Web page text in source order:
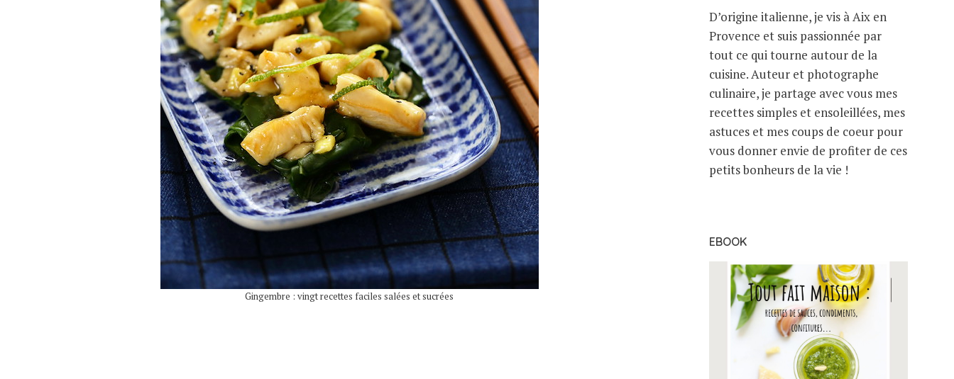
Gingembre : vingt recettes faciles salées et sucrées
D’origine italienne, je vis à Aix en
Provence et suis passionnée par
tout ce qui tourne autour de la
cuisine. Auteur et photographe
culinaire, je partage avec vous mes
recettes simples et ensoleillées, mes
astuces et mes coups de coeur pour
vous donner envie de profiter de ces
petits bonheurs de la vie !
EBOOK